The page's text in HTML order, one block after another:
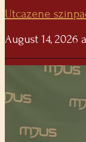
Utcazene
August 14, 2026